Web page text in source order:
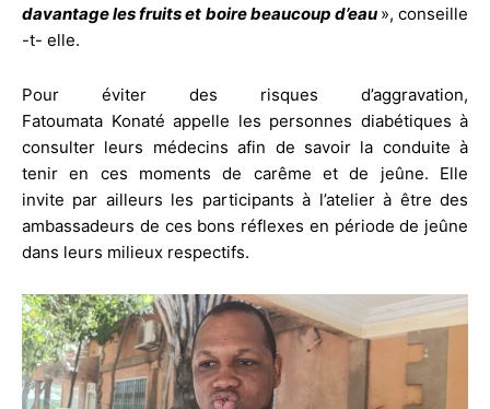
davantage les fruits et boire beaucoup d’eau », conseille
-t- elle.
Pour éviter des risques d’aggravation,
Fatoumata Konaté appelle les personnes diabétiques à
consulter leurs médecins afin de savoir la conduite à
tenir en ces moments de carême et de jeûne. Elle
invite par ailleurs les participants à l’atelier à être des
ambassadeurs de ces bons réflexes en période de jeûne
dans leurs milieux respectifs.